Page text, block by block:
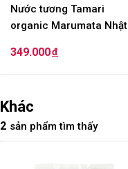
Nước tương Tamari
organic Marumata Nhật
349.000đ
Khác
2 sản phẩm tìm thấy